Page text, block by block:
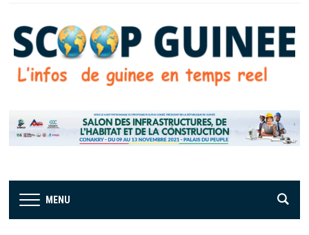
MENU